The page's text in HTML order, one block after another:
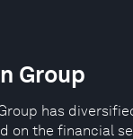
Group
has
on the financial